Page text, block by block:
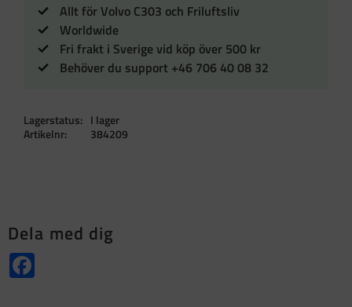
Allt för Volvo C303 och Friluftsliv
Worldwide
Fri frakt i Sverige vid köp över 500 kr
Behöver du support +46 706 40 08 32
Lagerstatus
I lager
Artikelnr
384209
Dela med dig